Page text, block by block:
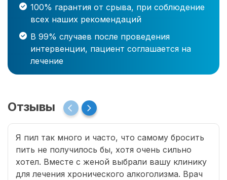
100% гарантия от срыва, при соблюдение
всех наших рекомендаций
В 99% случаев после проведения
интервенции, пациент соглашается на
лечение
Отзывы
Я пил так много и часто, что самому бросить
пить не получилось бы, хотя очень сильно
хотел. Вместе с женой выбрали вашу клинику
для лечения хронического алкоголизма. Врач